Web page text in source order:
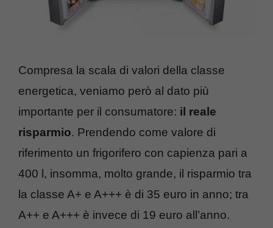
Compresa la scala di valori della classe
energetica, veniamo però al dato più
importante per il consumatore: il reale
risparmio. Prendendo come valore di
riferimento un frigorifero con capienza pari a
400 l, insomma, molto grande, il risparmio tra
la classe A+ e A+++ è di 35 euro in anno; tra
A++ e A+++ è invece di 19 euro all’anno.